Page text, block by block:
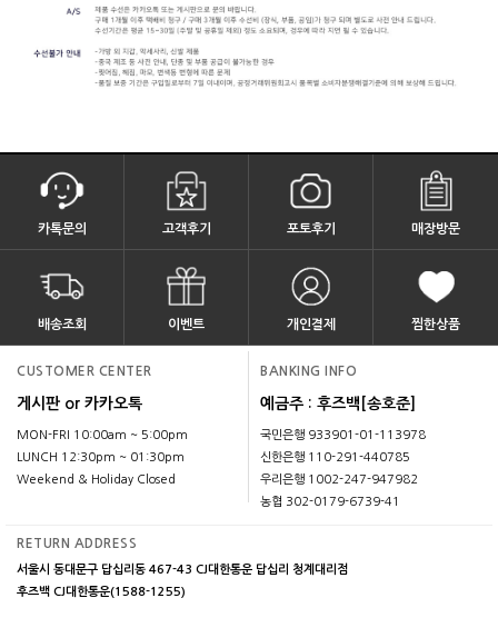
카톡문의 고객후기 포토후기 매장방문
배송조회 이벤트 개인결제 찜한상품
CUSTOMER CENTER
게시판 or 카카오톡
MON-FRI 10:00am ~ 5:00pm
LUNCH 12:30pm ~ 01:30pm
Weekend & Holiday Closed
BANKING INFO
예금주 : 후즈백[송호준]
국민은행 933901-01-113978
신한은행 110-291-440785
우리은행 1002-247-947982
농협 302-0179-6739-41
RETURN ADDRESS
서울시 동대문구 답십리동 467-43 CJ대한통운 답십리 청계대리점
후즈백 CJ대한통운(1588-1255)